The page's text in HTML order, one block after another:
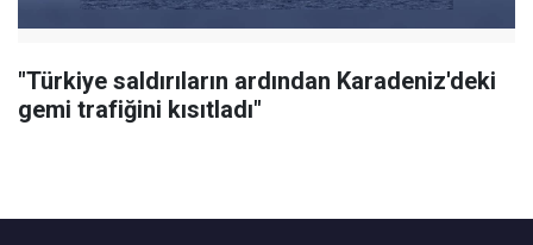
"Türkiye saldırıların ardından Karadeniz'deki
gemi trafiğini kısıtladı"